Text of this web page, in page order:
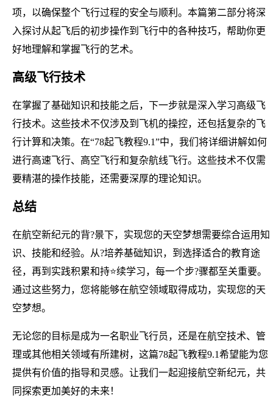
项，以确保整个飞行过程的安全与顺利。本篇第二部分将深
入探讨从起飞后的初步操作到飞行中的各种技巧，帮助你更
好地理解和掌握飞行的艺术。
高级飞行技术
在掌握了基础知识和技能之后，下一步就是深入学习高级飞
行技术。这些技术不仅涉及到飞机的操控，还包括复杂的飞
行计算和决策。在“78起飞教程9.1”中，我们将详细讲解如何
进行高速飞行、高空飞行和复杂航线飞行。这些技术不仅需
要精湛的操作技能，还需要深厚的理论知识。
总结
在航空新纪元的背?景下，实现您的天空梦想需要综合运用知
识、技能和经验。从?培养基础知识，到选择适合的教育途
径，再到实践积累和持⭐续学习，每一个步?骤都至关重要。
通过这些努力，您将能够在航空领域取得成功，实现您的天
空梦想。
无论您的目标是成为一名职业飞行员，还是在航空技术、管
理或其他相关领域有所建树，这篇78起飞教程9.1希望能为您
提供有价值的指导和灵感。让我们一起迎接航空新纪元，共
同探索更加美好的未来！